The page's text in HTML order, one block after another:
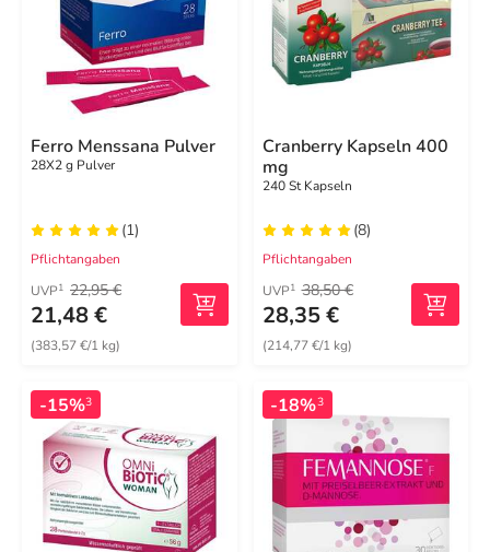
Ferro Menssana Pulver
28X2 g Pulver
(1)
Pflichtangaben
UVP1 22,95 €
21,48 €
(383,57 €/1 kg)
Cranberry Kapseln 400
mg
240 St Kapseln
(8)
Pflichtangaben
UVP1 38,50 €
28,35 €
(214,77 €/1 kg)
-15%3 -18%3